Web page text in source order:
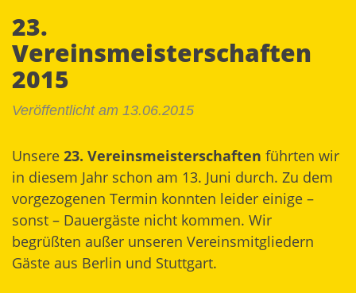
23.
Vereinsmeisterschaften
2015
Veröffentlicht am 13.06.2015
Unsere 23. Vereinsmeisterschaften führten wir
in diesem Jahr schon am 13. Juni durch. Zu dem
vorgezogenen Termin konnten leider einige –
sonst – Dauergäste nicht kommen. Wir
begrüßten außer unseren Vereinsmitgliedern
Gäste aus Berlin und Stuttgart.